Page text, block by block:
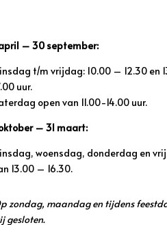
april – 30 september:
t/m vrijdag: 10.00 – 12.30 en
uur.
open van 11.00-14.00 uur.
– 31 maart:
woensdag, donderdag en
13.00 – 16.30.
zondag, maandag en tijdens
gesloten.